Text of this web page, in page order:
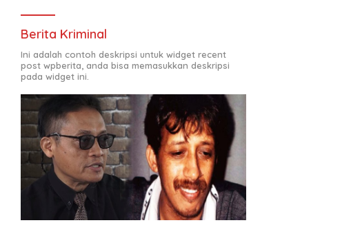
Berita Kriminal
Ini adalah contoh deskripsi untuk widget recent
post wpberita, anda bisa memasukkan deskripsi
pada widget ini.